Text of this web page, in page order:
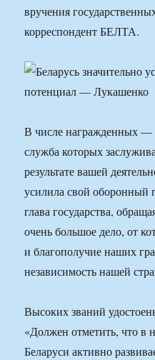
вручения
корреспондент БЕЛТА.
В числе награжденных —
служба которых
результате вашей
усилила свой
глава государства,
очень большое дело, от
и благополучие наших
независимость нашей
Высоких званий
«Должен отметить, что в
Беларуси активно